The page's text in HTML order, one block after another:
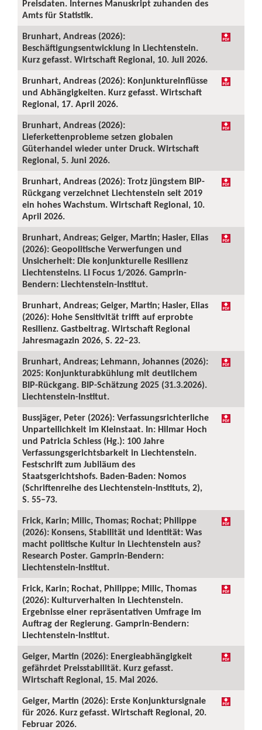
Preisdaten. Internes Manuskript zuhanden des
Amts für Statistik.
Brunhart, Andreas (2026):
Beschäftigungsentwicklung in Liechtenstein.
Kurz gefasst. Wirtschaft Regional, 10. Juli 2026.
Brunhart, Andreas (2026): Konjunktureinflüsse
und Abhängigkeiten. Kurz gefasst. Wirtschaft
Regional, 17. April 2026.
Brunhart, Andreas (2026):
Lieferkettenprobleme setzen globalen
Güterhandel wieder unter Druck. Wirtschaft
Regional, 5. Juni 2026.
Brunhart, Andreas (2026): Trotz jüngstem BIP-
Rückgang verzeichnet Liechtenstein seit 2019
ein hohes Wachstum. Wirtschaft Regional, 10.
April 2026.
Brunhart, Andreas; Geiger, Martin; Hasler, Elias
(2026): Geopolitische Verwerfungen und
Unsicherheit: Die konjunkturelle Resilienz
Liechtensteins. LI Focus 1/2026. Gamprin-
Bendern: Liechtenstein-Institut.
Brunhart, Andreas; Geiger, Martin; Hasler, Elias
(2026): Hohe Sensitivität trifft auf erprobte
Resilienz. Gastbeitrag. Wirtschaft Regional
Jahresmagazin 2026, S. 22–23.
Brunhart, Andreas; Lehmann, Johannes (2026):
2025: Konjunkturabkühlung mit deutlichem
BIP-Rückgang. BIP-Schätzung 2025 (31.3.2026).
Liechtenstein-Institut.
Bussjäger, Peter (2026): Verfassungsrichterliche
Unparteilichkeit im Kleinstaat. In: Hilmar Hoch
und Patricia Schiess (Hg.): 100 Jahre
Verfassungsgerichtsbarkeit in Liechtenstein.
Festschrift zum Jubiläum des
Staatsgerichtshofs. Baden-Baden: Nomos
(Schriftenreihe des Liechtenstein-Instituts, 2),
S. 55–73.
Frick, Karin; Milic, Thomas; Rochat; Philippe
(2026): Konsens, Stabilität und Identität: Was
macht politische Kultur in Liechtenstein aus?
Research Poster. Gamprin-Bendern:
Liechtenstein-Institut.
Frick, Karin; Rochat, Philippe; Milic, Thomas
(2026): Kulturverhalten in Liechtenstein.
Ergebnisse einer repräsentativen Umfrage im
Auftrag der Regierung. Gamprin-Bendern:
Liechtenstein-Institut.
Geiger, Martin (2026): Energieabhängigkeit
gefährdet Preisstabilität. Kurz gefasst.
Wirtschaft Regional, 15. Mai 2026.
Geiger, Martin (2026): Erste Konjunktursignale
für 2026. Kurz gefasst. Wirtschaft Regional, 20.
Februar 2026.